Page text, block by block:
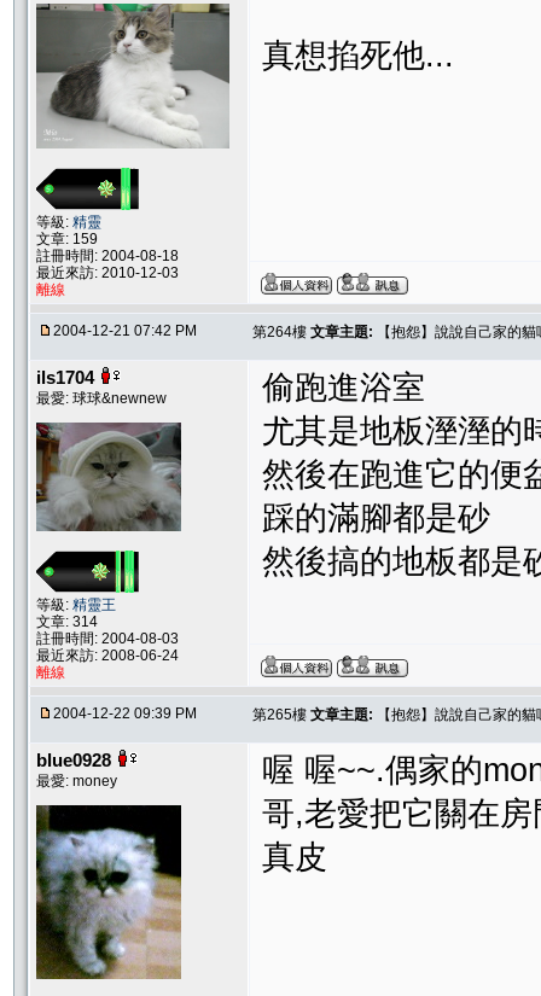
等級: 精靈
文章: 159
註冊時間: 2004-08-18
最近來訪: 2010-12-03
離線
真想掐死他...
2004-12-21 07:42 PM 第264樓 文章主題: 【抱怨】說說自己家的
ils1704
最愛: 球球&newnew
等級: 精靈王
文章: 314
註冊時間: 2004-08-03
最近來訪: 2008-06-24
離線
偷跑進浴室
尤其是地板溼溼的
然後在跑進它的便
踩的滿腳都是砂
然後搞的地板都是
2004-12-22 09:39 PM 第265樓 文章主題: 【抱怨】說說自己家的
blue0928
最愛: money
喔 喔~~.偶家的
哥,老愛把它關在
真皮